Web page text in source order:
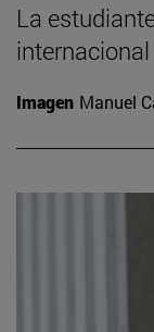
La
Imagen Manuel